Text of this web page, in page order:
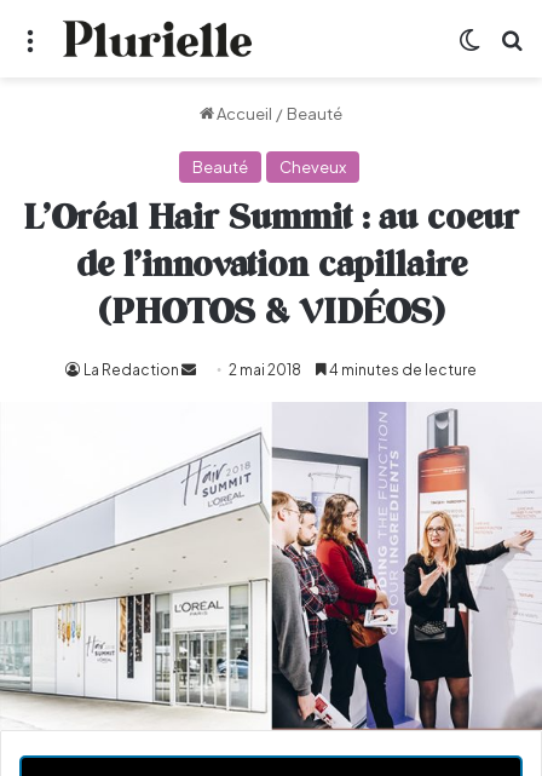
Menu
Accueil / Beauté
Beauté Cheveux
L’Oréal Hair Summit : au coeur
de l’innovation capillaire
(PHOTOS & VIDÉOS)
La Redaction
Envoyer
courriel
2 mai 2018 4 minutes de lecture